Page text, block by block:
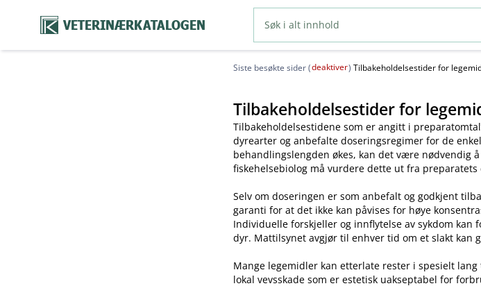
VETERINÆRKATALOGEN
Siste besøkte sider (deaktiver) Tilbakeholdelsestider for
Tilbakeholdelsestider for
Tilbakeholdelsestidene som er angitt i
dyrearter og anbefalte doseringsregimer for de
behandlingslengden økes, kan det være nødvendig
fiskehelsebiolog må vurdere dette ut fra preparatets
Selv om doseringen er som anbefalt og godkjent
garanti for at det ikke kan påvises for høye
Individuelle forskjeller og innflytelse av sykdom kan
dyr. Mattilsynet avgjør til enhver tid om et slakt kan
Mange legemidler kan etterlate rester i spesielt
lokal vevsskade som er estetisk uakseptabel for